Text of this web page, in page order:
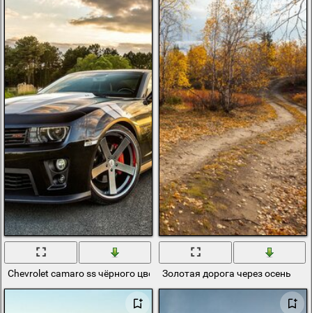
Chevrolet camaro ss чёрного цвета, спортивная машина на дороге
Золотая дорога через осень